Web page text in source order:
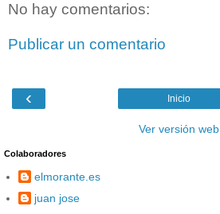
No hay comentarios:
Publicar un comentario
‹ Inicio
Ver versión web
Colaboradores
elmorante.es
juan jose